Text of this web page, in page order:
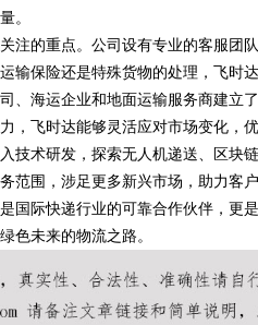
。
注的重点。公司设有专业的客服团
输保险还是特殊货物的处理，飞时
、海运企业和地面运输服务商建
，飞时达能够灵活应对市场变化，
技术研发，探索无人机递送、区块
范围，涉足更多新兴市场，助力客
国际快递行业的可靠合作伙伴，更
色未来的物流之路。